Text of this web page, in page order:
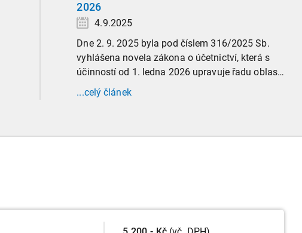
2026
4.9.2025
Dne 2. 9. 2025 byla pod číslem 316/2025 Sb.
vyhlášena novela zákona o účetnictví, která s
účinností od 1. ledna 2026 upravuje řadu oblastí
účetní praxe. Již nyní, s účinností od 3. září
2025, platí nová, zvýšená kritéria pro zařazení
...celý článek